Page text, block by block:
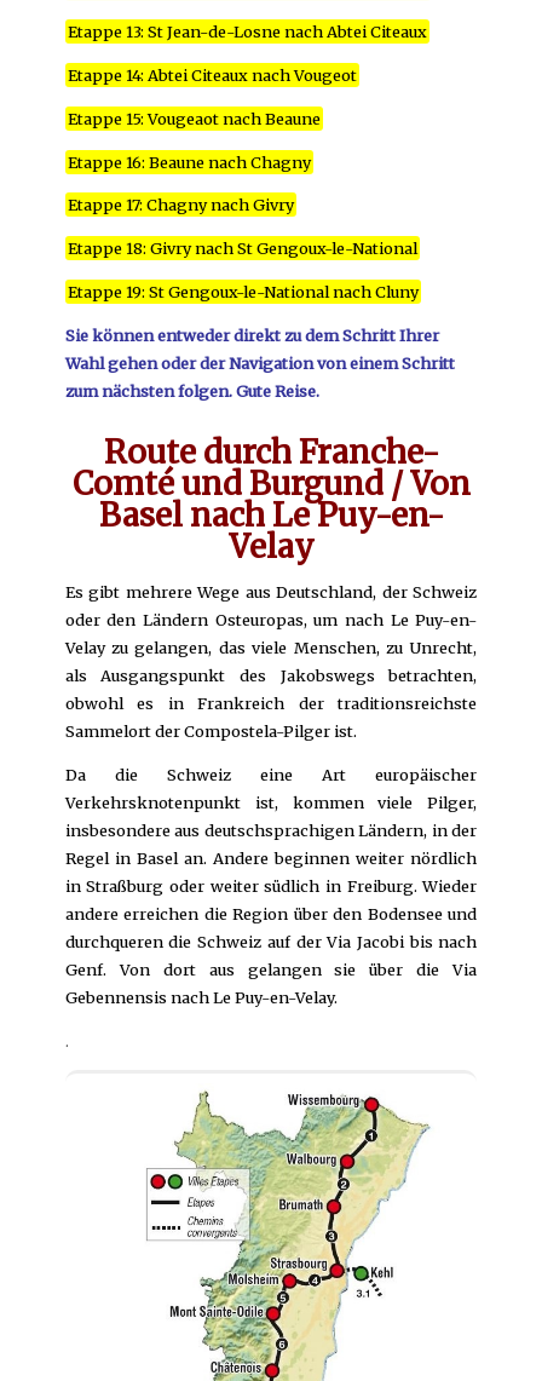
Etappe 13: St Jean-de-Losne nach Abtei Citeaux
Etappe 14: Abtei Citeaux nach Vougeot
Etappe 15: Vougeaot nach Beaune
Etappe 16: Beaune nach Chagny
Etappe 17: Chagny nach Givry
Etappe 18: Givry nach St Gengoux-le-National
Etappe 19: St Gengoux-le-National nach Cluny
Sie können entweder direkt zu dem Schritt Ihrer
Wahl gehen oder der Navigation von einem Schritt
zum nächsten folgen. Gute Reise.
Route durch Franche-
Comté und Burgund / Von
Basel nach Le Puy-en-
Velay
Es gibt mehrere Wege aus Deutschland, der Schweiz
oder den Ländern Osteuropas, um nach Le Puy-en-
Velay zu gelangen, das viele Menschen, zu Unrecht,
als Ausgangspunkt des Jakobswegs betrachten,
obwohl es in Frankreich der traditionsreichste
Sammelort der Compostela-Pilger ist.
Da die Schweiz eine Art europäischer
Verkehrsknotenpunkt ist, kommen viele Pilger,
insbesondere aus deutschsprachigen Ländern, in der
Regel in Basel an. Andere beginnen weiter nördlich
in Straßburg oder weiter südlich in Freiburg. Wieder
andere erreichen die Region über den Bodensee und
durchqueren die Schweiz auf der Via Jacobi bis nach
Genf. Von dort aus gelangen sie über die Via
Gebennensis nach Le Puy-en-Velay.
.